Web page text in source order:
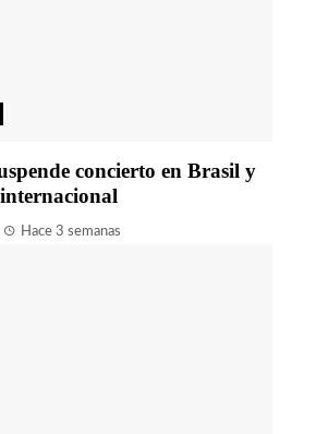
concierto en Brasil y
Hace 3 semanas